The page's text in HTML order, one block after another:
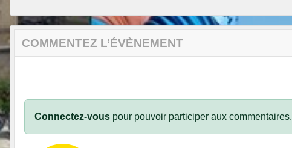
COMMENTEZ L’ÉVÈNEMENT
Connectez-vous pour pouvoir participer aux commentaires.